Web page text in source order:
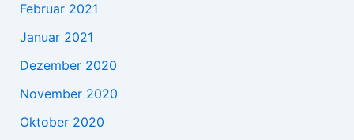
Februar 2021
Januar 2021
Dezember 2020
November 2020
Oktober 2020